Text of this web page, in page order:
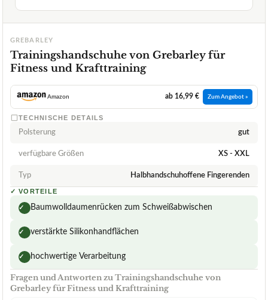
GREBARLEY
Trainingshandschuhe von Grebarley für
Fitness und Krafttraining
Amazon ab 16,99 € Zum Angebot »
TECHNISCHE DETAILS
Polsterung gut
verfügbare Größen XS - XXL
Typ Halbhandschuhoffene Fingerenden
✓ VORTEILE
✓ Baumwolldaumenrücken zum Schweißabwischen
✓ verstärkte Silikonhandflächen
✓ hochwertige Verarbeitung
Fragen und Antworten zu Trainingshandschuhe von
Grebarley für Fitness und Krafttraining